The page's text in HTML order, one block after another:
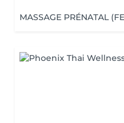
MASSAGE PRÉNATAL